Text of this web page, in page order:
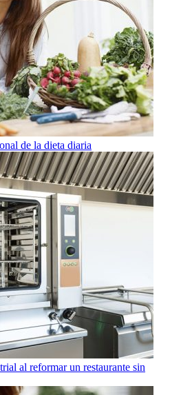
de la dieta diaria
al reformar un restaurante sin